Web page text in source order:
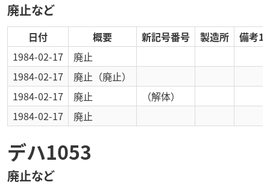
廃止など
日付 概要 新記号番号 製造所
備考1
1984-02-17
廃止
1984-02-17
廃止 （廃止）
1984-02-17
廃止
（解体）
1984-02-17
廃止
デハ1053
廃止など